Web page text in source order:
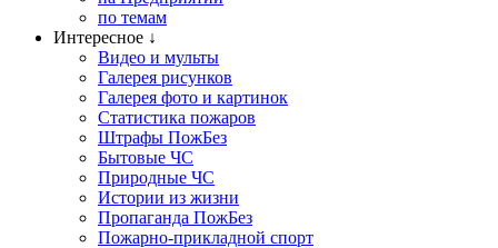
по темам
Интересное ↓
Видео и мульты
Галерея рисунков
Галерея фото и картинок
Статистика пожаров
Штрафы ПожБез
Бытовые ЧС
Природные ЧС
Истории из жизни
Пропаганда ПожБез
Пожарно-прикладной спорт